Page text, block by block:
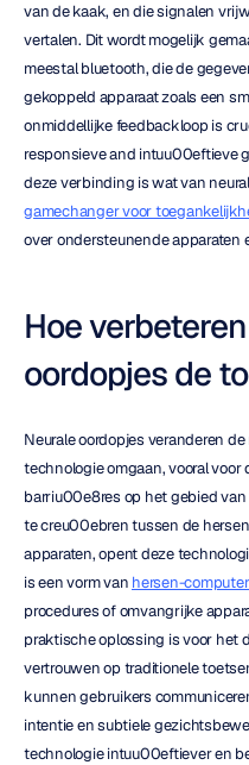
van de kaak, en die signalen
vertalen. Dit wordt mogelijk
meestal bluetooth, die de
gekoppeld apparaat zoals een
onmiddellijke feedbackloop is
responsieve and intuu00eftieve
gamechanger voor
over ondersteunende apparaten
Hoe
oordopjes de
Neurale oordopjes veranderen
technologie omgaan, vooral
barriu00e8res op het gebied
te creu00ebren tussen de
apparaten, opent deze
is een vorm van hersen-
procedures of omvangrijke
praktische oplossing is voor het
vertrouwen op traditionele
kunnen gebruikers
intentie en subtiele
technologie intuu00eftiever en